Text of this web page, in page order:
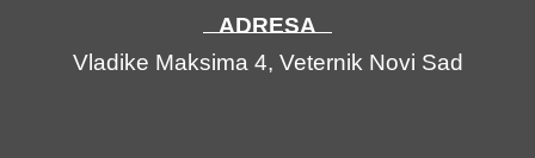
ADRESA
Vladike Maksima 4, Veternik Novi Sad